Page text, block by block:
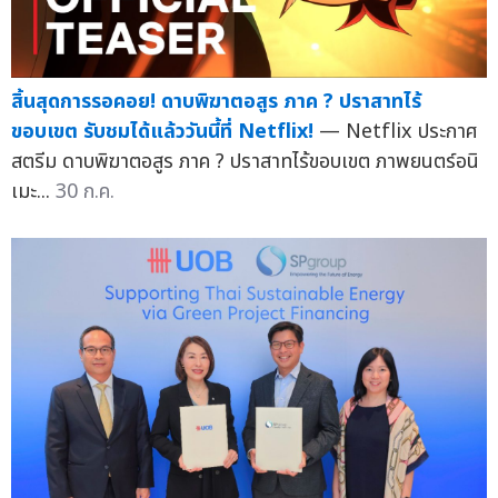
สิ้นสุดการรอคอย! ดาบพิฆาตอสูร ภาค ? ปราสาทไร้
ขอบเขต รับชมได้แล้ววันนี้ที่ Netflix! — Netflix ประกาศ
สตรีม ดาบพิฆาตอสูร ภาค ? ปราสาทไร้ขอบเขต ภาพยนตร์อนิ
เมะ... 30 ก.ค.